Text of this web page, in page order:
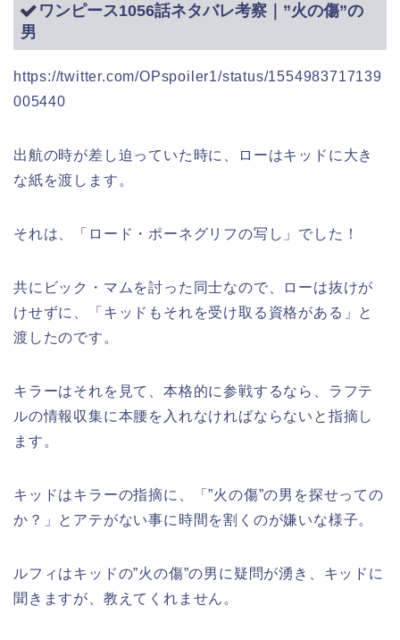
ワンピース1056話ネタバレ考察｜”火の傷”の
男
https://twitter.com/OPspoiler1/status/1554983717139
005440
出航の時が差し迫っていた時に、ローはキッドに大き
な紙を渡します。
それは、「ロード・ポーネグリフの写し」でした！
共にビック・マムを討った同士なので、ローは抜けが
けせずに、「キッドもそれを受け取る資格がある」と
渡したのです。
キラーはそれを見て、本格的に参戦するなら、ラフテ
ルの情報収集に本腰を入れなければならないと指摘し
ます。
キッドはキラーの指摘に、「”火の傷”の男を探せっての
か？」とアテがない事に時間を割くのが嫌いな様子。
ルフィはキッドの”火の傷”の男に疑問が湧き、キッドに
聞きますが、教えてくれません。